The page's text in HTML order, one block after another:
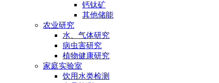
钙钛矿
其他储能
农业研究
水、气体研究
病虫害研究
植物健康研究
家庭实验室
饮用水类检测